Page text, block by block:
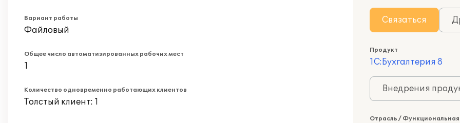
Вариант работы
Файловый
Общее число автоматизированных рабочих мест
1
Количество одновременно работающих клиентов
Толстый клиент: 1
Связаться
Продукт
1С:Бухгалтерия 8
Внедрения
Отрасль / Функциональная